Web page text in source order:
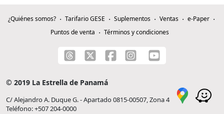
¿Quiénes somos? Tarifario GESE Suplementos Ventas
e-Paper
Puntos de venta
Términos y condiciones
© 2019 La Estrella de Panamá
C/ Alejandro A. Duque G. - Apartado 0815-00507, Zona 4
Teléfono: +507 204-0000